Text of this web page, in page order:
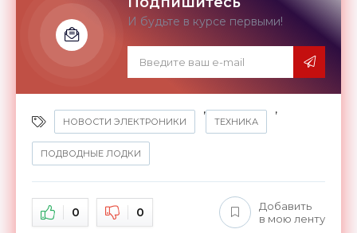
И будьте в курсе первыми!
НОВОСТИ ЭЛЕКТРОНИКИ
,
ТЕХНИКА
,
ПОДВОДНЫЕ ЛОДКИ
0 0
Добавить
в мою ленту